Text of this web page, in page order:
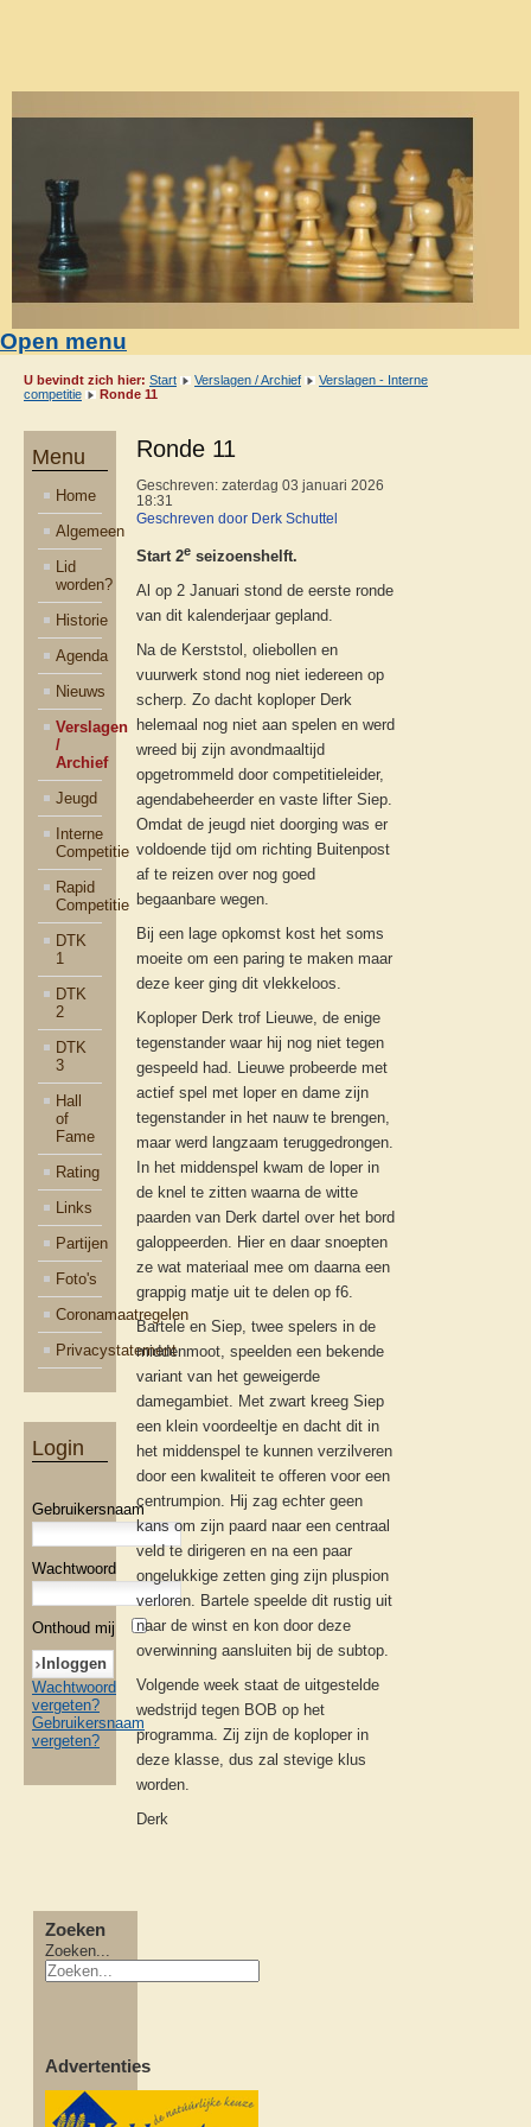
Open menu
U bevindt zich hier: Start Verslagen / Archief
Verslagen - Interne
competitie
Ronde 11
Menu
Home
Algemeen
Lid
worden?
Historie
Agenda
Nieuws
Verslagen
/
Archief
Jeugd
Interne
Competitie
Rapid
Competitie
DTK
1
DTK
2
DTK
3
Hall
of
Fame
Rating
Links
Partijen
Foto's
Coronamaatregelen
Privacystatement
Login
Gebruikersnaam
Wachtwoord
Onthoud mij
Wachtwoord
vergeten?
Gebruikersnaam
vergeten?
Ronde 11
Geschreven: zaterdag 03 januari 2026
18:31
Geschreven door Derk Schuttel
Start 2eseizoenshelft.
Al op 2 Januari stond de eerste ronde
van dit kalenderjaar gepland.
Na de Kerststol, oliebollen en
vuurwerk stond nog niet iedereen op
scherp. Zo dacht koploper Derk
helemaal nog niet aan spelen en werd
wreed bij zijn avondmaaltijd
opgetrommeld door competitieleider,
agendabeheerder en vaste lifter Siep.
Omdat de jeugd niet doorging was er
voldoende tijd om richting Buitenpost
af te reizen over nog goed
begaanbare wegen.
Bij een lage opkomst kost het soms
moeite om een paring te maken maar
deze keer ging dit vlekkeloos.
Koploper Derk trof Lieuwe, de enige
tegenstander waar hij nog niet tegen
gespeeld had. Lieuwe probeerde met
actief spel met loper en dame zijn
tegenstander in het nauw te brengen,
maar werd langzaam teruggedrongen.
In het middenspel kwam de loper in
de knel te zitten waarna de witte
paarden van Derk dartel over het bord
galoppeerden. Hier en daar snoepten
ze wat materiaal mee om daarna een
grappig matje uit te delen op f6.
Bartele en Siep, twee spelers in de
middenmoot, speelden een bekende
variant van het geweigerde
damegambiet. Met zwart kreeg Siep
een klein voordeeltje en dacht dit in
het middenspel te kunnen verzilveren
door een kwaliteit te offeren voor een
centrumpion. Hij zag echter geen
kans om zijn paard naar een centraal
veld te dirigeren en na een paar
ongelukkige zetten ging zijn pluspion
verloren. Bartele speelde dit rustig uit
naar de winst en kon door deze
overwinning aansluiten bij de subtop.
Volgende week staat de uitgestelde
wedstrijd tegen BOB op het
programma. Zij zijn de koploper in
deze klasse, dus zal stevige klus
worden.
Derk
Zoeken
Zoeken...
Advertenties